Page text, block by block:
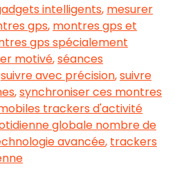
intelligents, mesurer
gps, montres gps et
gps spécialement
motivé,séances
suivre avec précision,suivre
,synchroniser ces montres
trackers d'activité
globale nombre de
avancée, trackers